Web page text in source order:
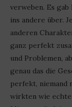
verweben. Es
ins andere über.
anderen
ganz perfekt
und Problemen,
genau das die
perfekt, niemand
wirkten wie